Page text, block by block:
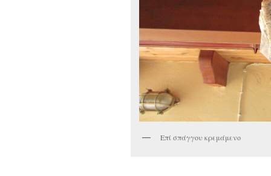
Επί σπάγγου κρεμάμενο